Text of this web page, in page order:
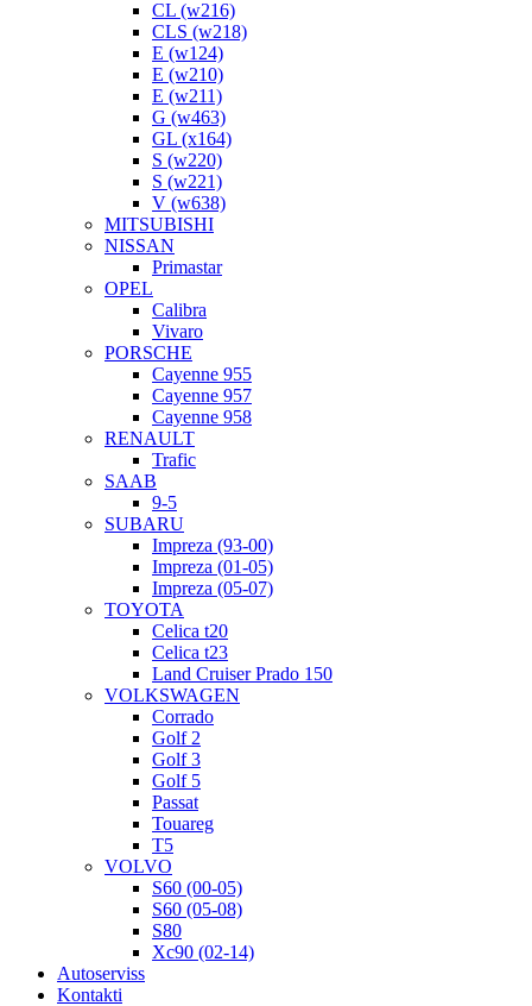
CL (w216)
CLS (w218)
E (w124)
E (w210)
E (w211)
G (w463)
GL (x164)
S (w220)
S (w221)
V (w638)
MITSUBISHI
NISSAN
Primastar
OPEL
Calibra
Vivaro
PORSCHE
Cayenne 955
Cayenne 957
Cayenne 958
RENAULT
Trafic
SAAB
9-5
SUBARU
Impreza (93-00)
Impreza (01-05)
Impreza (05-07)
TOYOTA
Celica t20
Celica t23
Land Cruiser Prado 150
VOLKSWAGEN
Corrado
Golf 2
Golf 3
Golf 5
Passat
Touareg
T5
VOLVO
S60 (00-05)
S60 (05-08)
S80
Xc90 (02-14)
Autoserviss
Kontakti